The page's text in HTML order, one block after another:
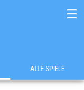
☰
ALLE SPIELE